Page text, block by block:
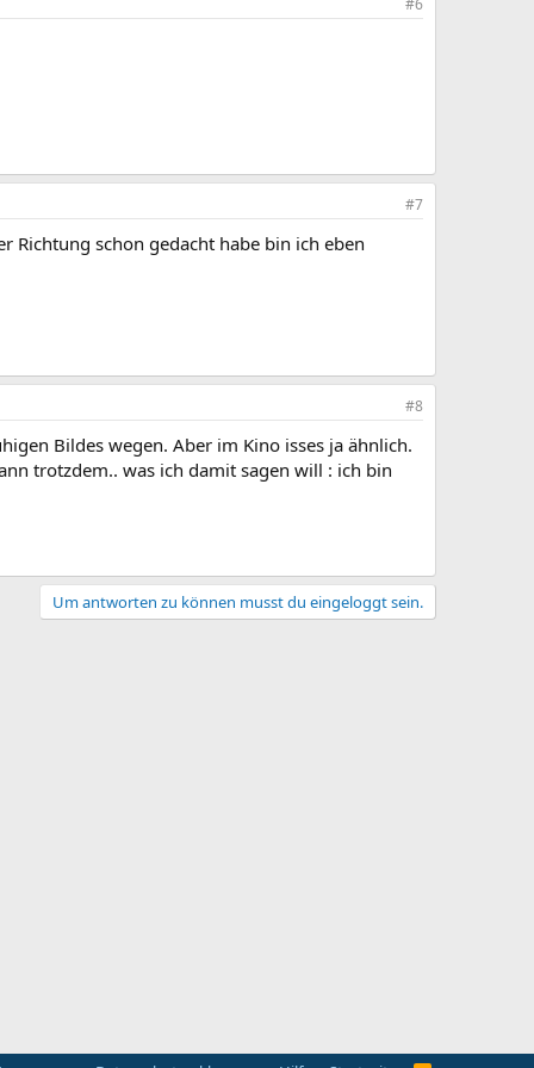
#7
Richtung schon gedacht habe bin ich eben
#8
Bildes wegen. Aber im Kino isses ja ähnlich.
trotzdem.. was ich damit sagen will : ich bin
Um antworten zu können musst du eingeloggt sein.